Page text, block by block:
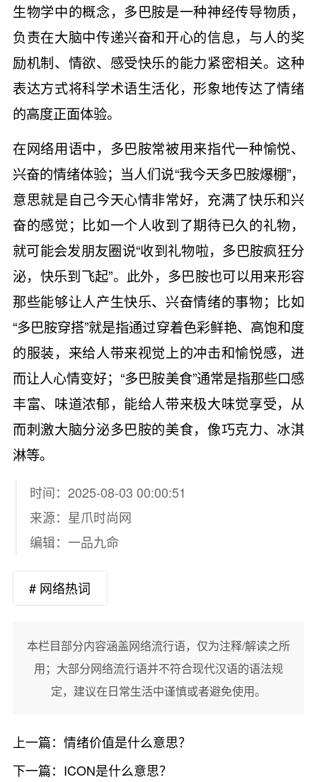
生物学中的概念，多巴胺是一种神经传导物质，
负责在大脑中传递兴奋和开心的信息，与人的奖
励机制、情欲、感受快乐的能力紧密相关。这种
表达方式将科学术语生活化，形象地传达了情绪
的高度正面体验。
在网络用语中，多巴胺常被用来指代一种愉悦、
兴奋的情绪体验；当人们说“我今天多巴胺爆棚”，
意思就是自己今天心情非常好，充满了快乐和兴
奋的感觉；比如一个人收到了期待已久的礼物，
就可能会发朋友圈说“收到礼物啦，多巴胺疯狂分
泌，快乐到飞起”。此外，多巴胺也可以用来形容
那些能够让人产生快乐、兴奋情绪的事物；比如
“多巴胺穿搭”就是指通过穿着色彩鲜艳、高饱和度
的服装，来给人带来视觉上的冲击和愉悦感，进
而让人心情变好；“多巴胺美食”通常是指那些口感
丰富、味道浓郁，能给人带来极大味觉享受，从
而刺激大脑分泌多巴胺的美食，像巧克力、冰淇
淋等。
时间：2025-08-03 00:00:51
来源： 星爪时尚网
编辑：一品九命
# 网络热词
本栏目部分内容涵盖网络流行语，仅为注释/解读之所
用；大部分网络流行语并不符合现代汉语的语法规
定，建议在日常生活中谨慎或者避免使用。
上一篇： 情绪价值是什么意思？
下一篇： ICON是什么意思？